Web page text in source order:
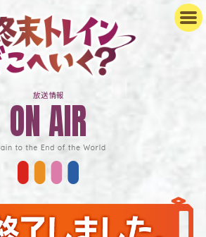
NEWS
STAFF&CAST
STORY
ON AIR
CHARACTER
GOODS
放送情報
ON AIR